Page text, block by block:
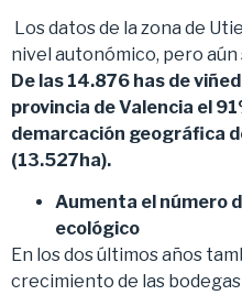
Los datos de la zona de
nivel autonómico, pero
De las 14.876 has de
provincia de Valencia el
demarcación geográfica
(13.527ha).
Aumenta el número
ecológico
En los dos últimos años
crecimiento de las bodegas